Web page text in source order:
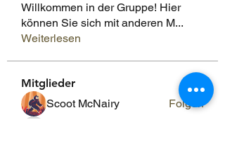
Willkommen in der Gruppe! Hier
können Sie sich mit anderen M...
Weiterlesen
Mitglieder
Scoot McNairy
Folgen